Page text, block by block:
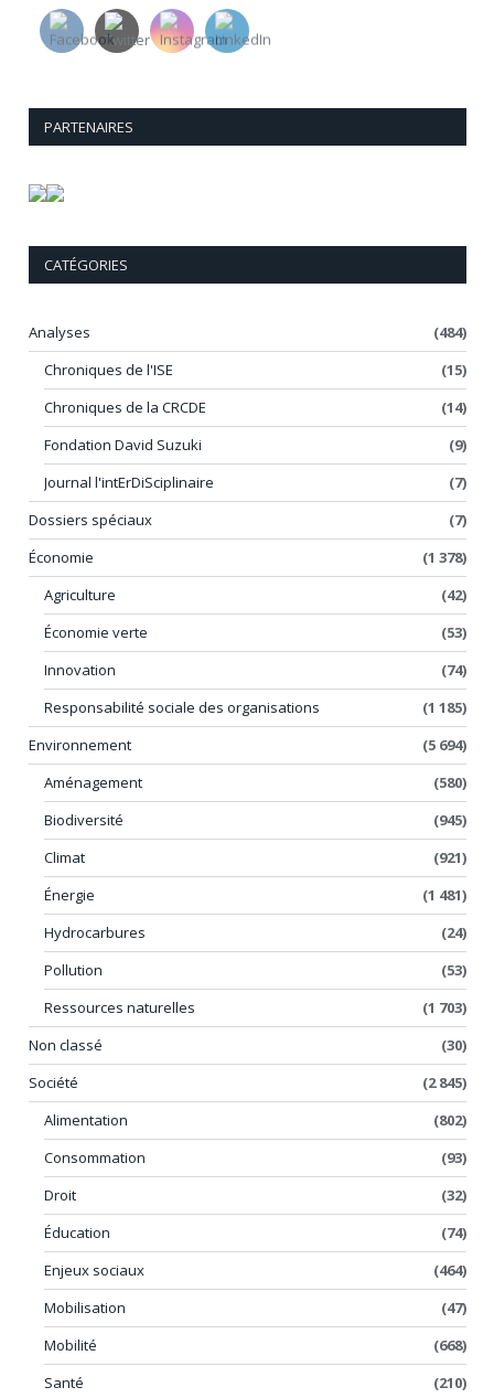
PARTENAIRES
CATÉGORIES
Analyses
(484)
Chroniques de l'ISE
(15)
Chroniques de la CRCDE
(14)
Fondation David Suzuki
(9)
Journal l'intErDiSciplinaire
(7)
Dossiers spéciaux
(7)
Économie
(1 378)
Agriculture
(42)
Économie verte
(53)
Innovation
(74)
Responsabilité sociale des organisations
(1 185)
Environnement
(5 694)
Aménagement
(580)
Biodiversité
(945)
Climat
(921)
Énergie
(1 481)
Hydrocarbures
(24)
Pollution
(53)
Ressources naturelles
(1 703)
Non classé
(30)
Société
(2 845)
Alimentation
(802)
Consommation
(93)
Droit
(32)
Éducation
(74)
Enjeux sociaux
(464)
Mobilisation
(47)
Mobilité
(668)
Santé
(210)